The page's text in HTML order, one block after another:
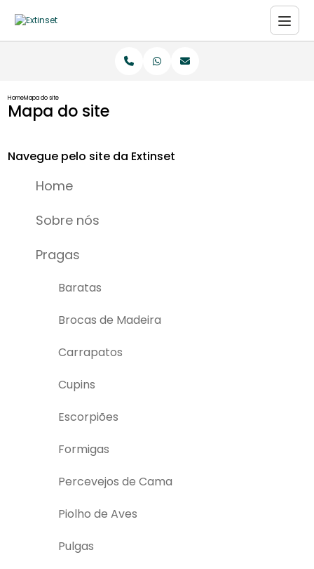
HomeMapa do site
Mapa do site
Navegue pelo site da Extinset
Home
Sobre nós
Pragas
Baratas
Brocas de Madeira
Carrapatos
Cupins
Escorpiões
Formigas
Percevejos de Cama
Piolho de Aves
Pulgas